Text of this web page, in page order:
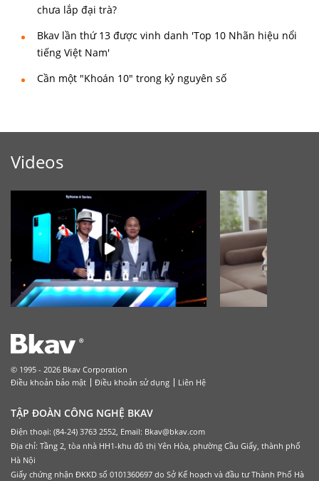
chưa lắp đại trà?
Bkav lần thứ 13 được vinh danh 'Top 10 Nhãn hiệu nổi
tiếng Việt Nam'
Cần một "Khoán 10" trong kỷ nguyên số
Videos
© 1995 - 2026 Bkav Corporation
Điều khoản bảo mật
Điều khoản sử dụng Liên Hệ
TẬP ĐOÀN CÔNG NGHỆ BKAV
Điện thoại: (84-24) 3763 2552, Email: Bkav@bkav.com
Địa chỉ: Tầng 2, tòa nhà HH1-khu đô thị Yên Hòa, phường Cầu Giấy, thành phố
Hà Nội
Giấy chứng nhận ĐKKD số 0101360697 do Sở Kế hoạch và đầu tư Thành Phố Hà